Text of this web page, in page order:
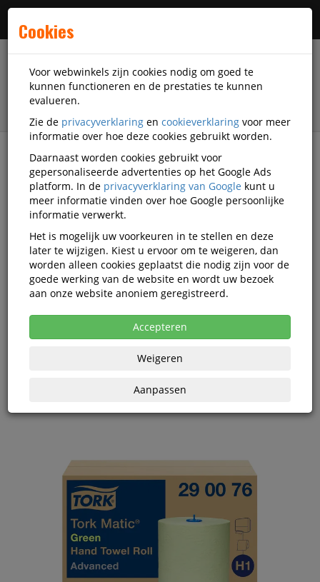
filter
Facilitaire artikelen
Hygiëne-artikelen
Handdoeken en handdoekrollen
Tork 290076 H1 Matic Advanced
Handdoekrol Groen 2-laags 150m 6
rollen
Korting vanaf aankoop 2 eenheden, zie
Vanaf € 66,70 excl. BTW bij aankoop van minimaal 2
Cookies
Voor webwinkels zijn cookies nodig om goed te
kunnen functioneren en de prestaties te kunnen
evalueren.
Zie de privacyverklaring en cookieverklaring voor meer
informatie over hoe deze cookies gebruikt worden.
Daarnaast worden cookies gebruikt voor
gepersonaliseerde advertenties op het Google Ads
platform. In de privacyverklaring van Google kunt u
meer informatie vinden over hoe Google persoonlijke
informatie verwerkt.
Het is mogelijk uw voorkeuren in te stellen en deze
later te wijzigen. Kiest u ervoor om te weigeren, dan
worden alleen cookies geplaatst die nodig zijn voor de
goede werking van de website en wordt uw bezoek
aan onze website anoniem geregistreerd.
Accepteren
Weigeren
Aanpassen